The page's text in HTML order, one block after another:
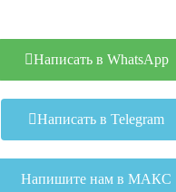
Написать в WhatsApp
Написать в Telegram
Напишите нам в МАКС